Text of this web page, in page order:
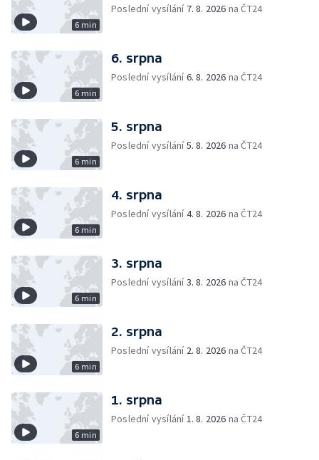
6 min
Poslední vysílání 7. 8. 2026 na ČT24
6 min
6. srpna
Poslední vysílání6. 8. 2026 na ČT24
6 min
5. srpna
Poslední vysílání5. 8. 2026 na ČT24
6 min
4. srpna
Poslední vysílání4. 8. 2026 na ČT24
6 min
3. srpna
Poslední vysílání3. 8. 2026 na ČT24
6 min
2. srpna
Poslední vysílání 2. 8. 2026 na ČT24
6 min
1. srpna
Poslední vysílání1. 8. 2026 na ČT24